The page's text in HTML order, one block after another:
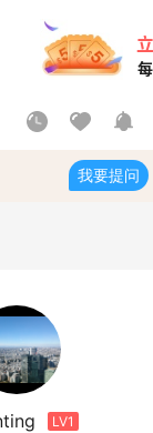
我要提问
LV1